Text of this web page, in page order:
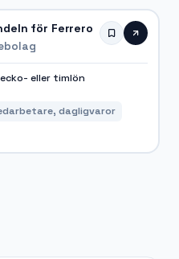
för Ferrero
eller timlön
dagligvaror